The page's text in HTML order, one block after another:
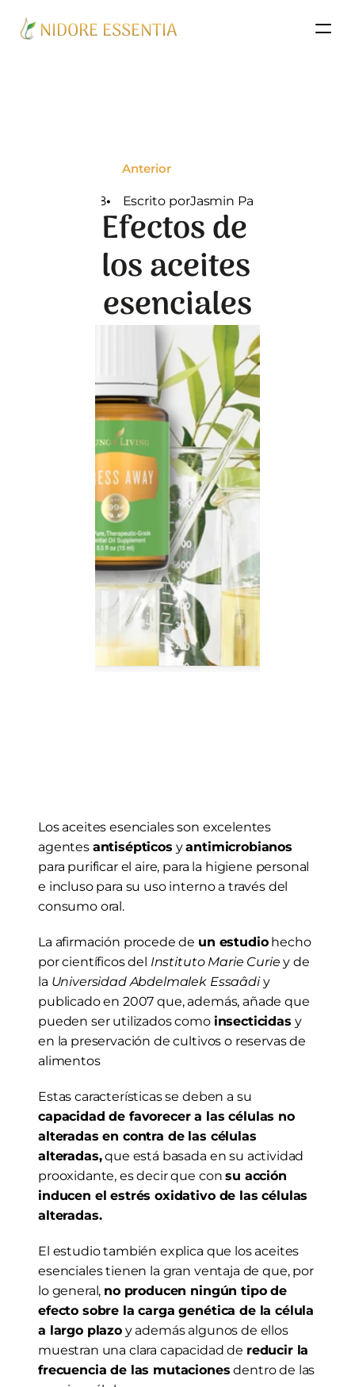
NIDORE ESSENTIA
Anterior
11/12/2018• Escrito porJasmin Palenzuela
Efectos de
los aceites
esenciales
Los aceites esenciales son excelentes
agentes antisépticos y antimicrobianos
para purificar el aire, para la higiene personal
e incluso para su uso interno a través del
consumo oral.
La afirmación procede de un estudio hecho
por científicos del Instituto Marie Curie y de
la Universidad Abdelmalek Essaâdi y
publicado en 2007 que, además, añade que
pueden ser utilizados como insecticidas y
en la preservación de cultivos o reservas de
alimentos
capacidad de favorecer a las células no
alteradas en contra de las células
alteradas, que está basada en su actividad
prooxidante, es decir que con su acción
inducen el estrés oxidativo de las células
alteradas.
El estudio también explica que los aceites
esenciales tienen la gran ventaja de que, por
lo general, no producen ningún tipo de
efecto sobre la carga genética de la célula
a largo plazo y además algunos de ellos
muestran una clara capacidad de reducir la
frecuencia de las mutaciones dentro de las